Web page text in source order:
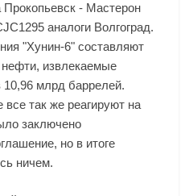
Прокопьевск - Мастерон
аналоги Волгоград.
"Хунин-6" составляют
извлекаемые
млрд баррелей.
так же реагируют на
заключено
но в итоге
ничем.